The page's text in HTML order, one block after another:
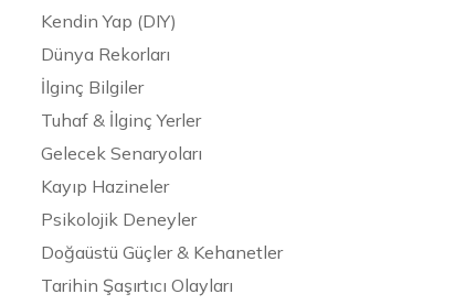
Kendin Yap (DIY)
Dünya Rekorları
İlginç Bilgiler
Tuhaf & İlginç Yerler
Gelecek Senaryoları
Kayıp Hazineler
Psikolojik Deneyler
Doğaüstü Güçler & Kehanetler
Tarihin Şaşırtıcı Olayları